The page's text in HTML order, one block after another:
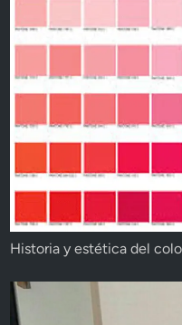
Historia y estética del